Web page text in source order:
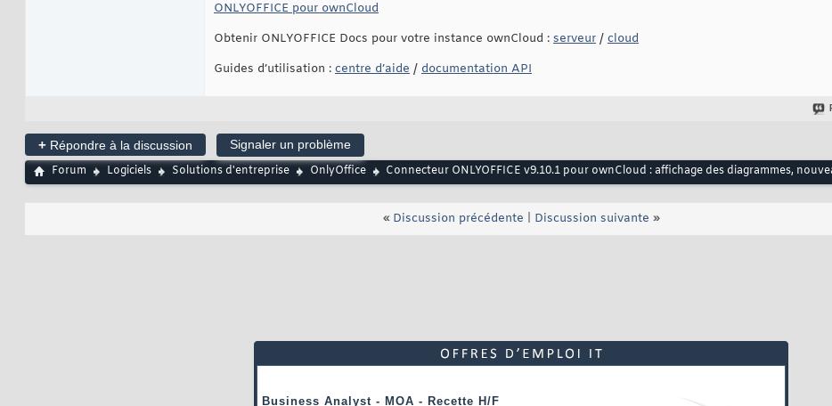
ONLYOFFICE pour ownCloud
Obtenir ONLYOFFICE Docs pour votre instance ownCloud : serveur / cloud
Guides d’utilisation : centre d’aide / documentation API
+ Répondre à la discussion
Signaler un problème
Forum
Logiciels Solutions d'entreprise OnlyOffice Connecteur ONLYOFFICE v9.10.1 pour ownCloud : affichage des diagrammes,
« Discussion précédente Discussion suivante »
Business Analyst - MOA - Recette H/F